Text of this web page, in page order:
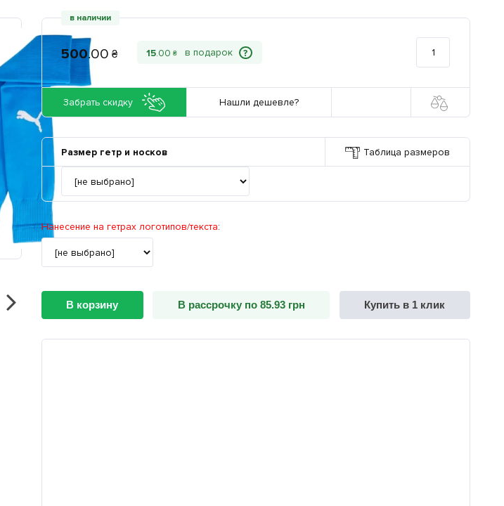
в наличии
500.00 ₴ 15.00 ₴ ?
Забрать скидку Нашли дешевле?
Размер гетр и носков Таблица размеров
Нанесение на гетрах логотипов/текста:
В корзину В рассрочку по 85.93 грн Купить в 1 клик